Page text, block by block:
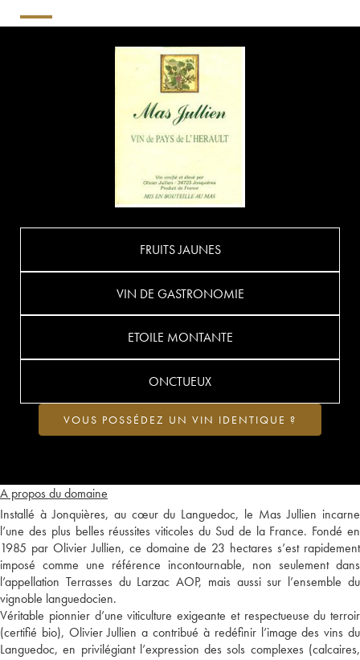
A propos du domaine
Installé à Jonquières, au cœur du Languedoc, le Mas Jullien incarne
l’une des plus belles réussites viticoles du Sud de la France. Fondé en
1985 par Olivier Jullien, ce domaine de 23 hectares s’est rapidement
imposé comme une référence incontournable, non seulement dans
l’appellation Terrasses du Larzac AOP, mais aussi sur l’ensemble du
vignoble languedocien.
Véritable pionnier d’une viticulture exigeante et respectueuse du terroir
(certifié bio), Olivier Jullien a contribué à redéfinir l’image des vins du
Languedoc, en privilégiant l’expression des sols complexes (calcaires,
FRUITS JAUNES
VIN DE GASTRONOMIE
ETOILE MONTANTE
ONCTUEUX
VOUS POSSÉDEZ UN VIN IDENTIQUE ?